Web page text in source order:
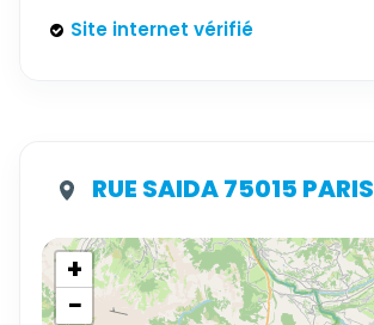
Site internet vérifié
RUE SAIDA 75015 PARIS
+
−